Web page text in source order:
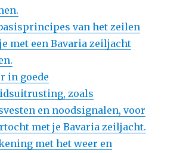
van het zeilen
met een Bavaria zeiljacht
in goede
zoals
en noodsignalen, voor
met je Bavaria zeiljacht.
met het weer en